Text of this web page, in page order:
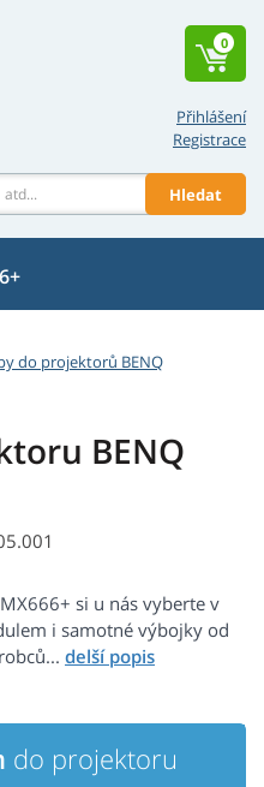
Přihlášení
Registrace
Hledat
0
do projektorů BENQ
BENQ
si u nás vyberte v
i samotné výbojky od
do projektoru